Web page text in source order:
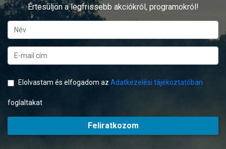
Értesüljön a legfrissebb akciókról, programokról!
Elolvastam és elfogadom az Adatkezelési tájékoztatóban
foglaltakat
Feliratkozom